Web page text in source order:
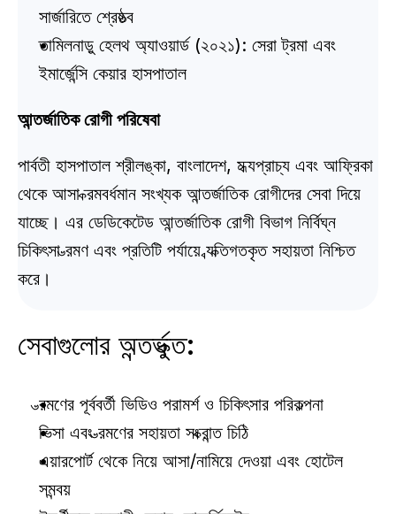
সার্জারিতে শ্রেষ্ঠত্ব
তামিলনাড়ু হেলথ অ্যাওয়ার্ড (২০২১): সেরা ট্রমা এবং
ইমার্জেন্সি কেয়ার হাসপাতাল
আন্তর্জাতিক রোগী পরিষেবা
পার্বতী হাসপাতাল শ্রীলঙ্কা, বাংলাদেশ, মধ্যপ্রাচ্য এবং আফ্রিকা
থেকে আসা ক্রমবর্ধমান সংখ্যক আন্তর্জাতিক রোগীদের সেবা দিয়ে
যাচ্ছে। এর ডেডিকেটেড আন্তর্জাতিক রোগী বিভাগ নির্বিঘ্ন
চিকিৎসা ভ্রমণ এবং প্রতিটি পর্যায়ে ব্যক্তিগতকৃত সহায়তা নিশ্চিত
করে।
সেবাগুলোর অন্তর্ভুক্ত:
ভ্রমণের পূর্ববর্তী ভিডিও পরামর্শ ও চিকিৎসার পরিকল্পনা
ভিসা এবং ভ্রমণের সহায়তা সংক্রান্ত চিঠি
এয়ারপোর্ট থেকে নিয়ে আসা/নামিয়ে দেওয়া এবং হোটেল
সমন্বয়